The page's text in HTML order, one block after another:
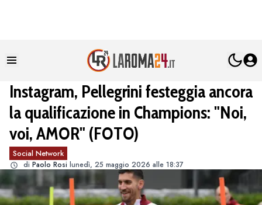
Instagram, Pellegrini festeggia ancora
la qualificazione in Champions: "Noi,
voi, AMOR" (FOTO)
Social Network
di Paolo Rosi lunedì, 25 maggio 2026 alle 18:37